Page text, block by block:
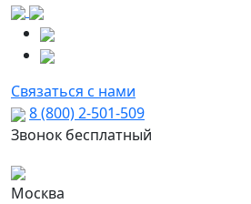
Связаться с нами
8 (800) 2-501-509
Звонок бесплатный
Москва